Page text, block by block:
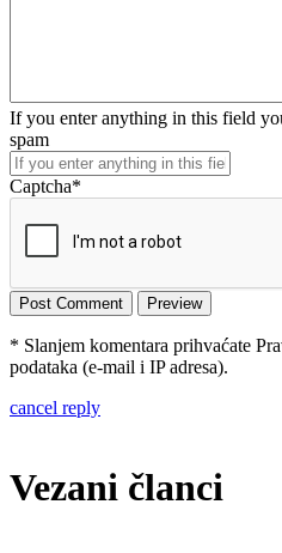
If you enter anything in this field
spam
Captcha*
* Slanjem komentara prihvaćate
podataka (e-mail i IP adresa).
cancel reply
Vezani članci